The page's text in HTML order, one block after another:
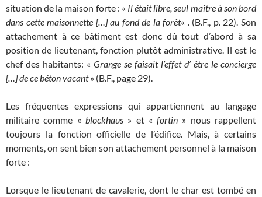
situation de la maison forte : « Il était libre, seul maître à son bord
dans cette maisonnette […] au fond de la forêt« . (B.F., p. 22). Son
attachement à ce bâtiment est donc dû tout d’abord à sa
position de lieutenant, fonction plutôt administrative. Il est le
chef des habitants: « Grange se faisait l’effet d’ être le concierge
[…] de ce béton vacant» (B.F., page 29).
Les fréquentes expressions qui appartiennent au langage
militaire comme « blockhaus» et «fortin » nous rappellent
toujours la fonction officielle de l’édifice. Mais, à certains
moments, on sent bien son attachement personnel à la maison
forte :
Lorsque le lieutenant de cavalerie, dont le char est tombé en